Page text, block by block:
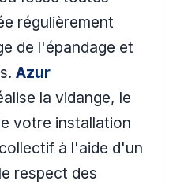
régulièrement
de l'épandage et
Azur
la vidange, le
votre installation
à l'aide d'un
respect des